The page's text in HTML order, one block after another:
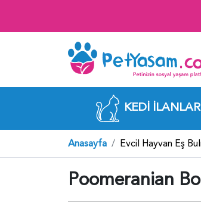
KEDI
Anasayfa Evcil Hayvan Eş
Poomeranian